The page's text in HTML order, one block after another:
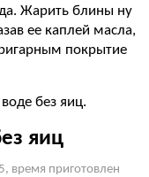
Жарить блины ну
ее каплей масла,
покрытие
без яиц.
яиц
время приготовлен